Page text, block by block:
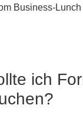
Business-
ich